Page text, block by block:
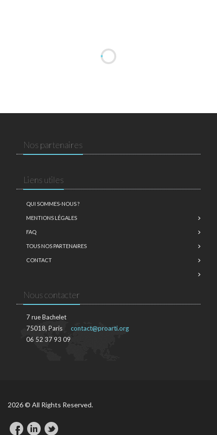
Nos partenaires
Liens utiles
QUI SOMMES-NOUS ?
MENTIONS LÉGALES
FAQ
TOUS NOS PARTENAIRES
CONTACT
Nous contacter
7 rue Bachelet
75018, Paris
06 52 37 93 09
contact@proarti.org
2026 © All Rights Reserved.